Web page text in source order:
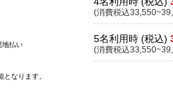
地払い
なります。
(消費税込
5名利用時 (税込)
(消費税込